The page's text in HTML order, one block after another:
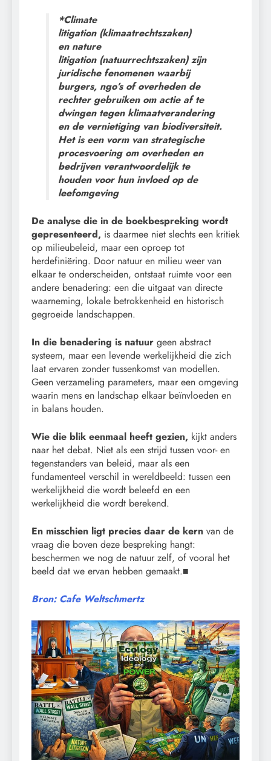
*Climate
litigation (klimaatrechtszaken)
en nature
litigation (natuurrechtszaken) zijn
juridische fenomenen waarbij
burgers, ngo’s of overheden de
rechter gebruiken om actie af te
dwingen tegen klimaatverandering
en de vernietiging van biodiversiteit.
Het is een vorm van strategische
procesvoering om overheden en
bedrijven verantwoordelijk te
houden voor hun invloed op de
leefomgeving
De analyse die in de boekbespreking wordt
gepresenteerd, is daarmee niet slechts een kritiek
op milieubeleid, maar een oproep tot
herdefiniëring. Door natuur en milieu weer van
elkaar te onderscheiden, ontstaat ruimte voor een
andere benadering: een die uitgaat van directe
waarneming, lokale betrokkenheid en historisch
gegroeide landschappen.
In die benadering is natuur geen abstract
systeem, maar een levende werkelijkheid die zich
laat ervaren zonder tussenkomst van modellen.
Geen verzameling parameters, maar een omgeving
waarin mens en landschap elkaar beïnvloeden en
in balans houden.
Wie die blik eenmaal heeft gezien, kijkt anders
naar het debat. Niet als een strijd tussen voor- en
tegenstanders van beleid, maar als een
fundamenteel verschil in wereldbeeld: tussen een
werkelijkheid die wordt beleefd en een
werkelijkheid die wordt berekend.
En misschien ligt precies daar de kern van de
vraag die boven deze bespreking hangt:
beschermen we nog de natuur zelf, of vooral het
beeld dat we ervan hebben gemaakt.■
Bron: Cafe Weltschmertz